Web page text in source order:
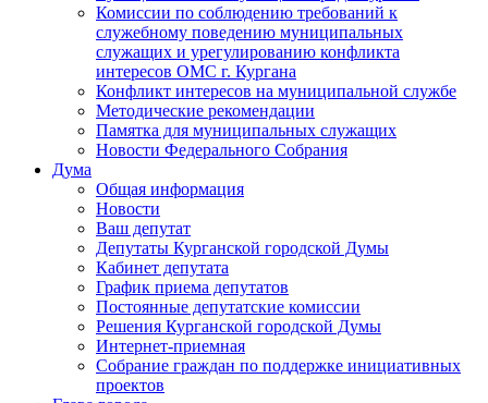
Комиссии по соблюдению требований к
служебному поведению муниципальных
служащих и урегулированию конфликта
интересов ОМС г. Кургана
Конфликт интересов на муниципальной службе
Методические рекомендации
Памятка для муниципальных служащих
Новости Федерального Cобрания
Дума
Общая информация
Новости
Ваш депутат
Депутаты Курганской городской Думы
Кабинет депутата
График приема депутатов
Постоянные депутатские комиссии
Решения Курганской городской Думы
Интернет-приемная
Собрание граждан по поддержке инициативных
проектов